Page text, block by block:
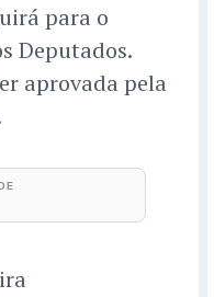
para o
Deputados.
aprovada pela